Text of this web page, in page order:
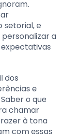
setorial, e
personalizar a
dos
e
o que
chamar
à tona
com essas